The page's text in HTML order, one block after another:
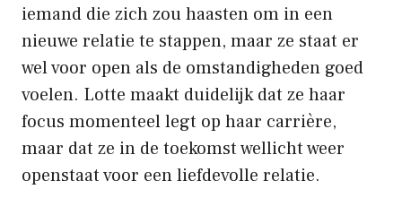
iemand die zich zou haasten om in een
nieuwe relatie te stappen, maar ze staat er
wel voor open als de omstandigheden goed
voelen. Lotte maakt duidelijk dat ze haar
focus momenteel legt op haar carrière,
maar dat ze in de toekomst wellicht weer
openstaat voor een liefdevolle relatie.